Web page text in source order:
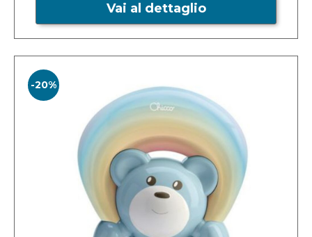
Vai al dettaglio
-20%